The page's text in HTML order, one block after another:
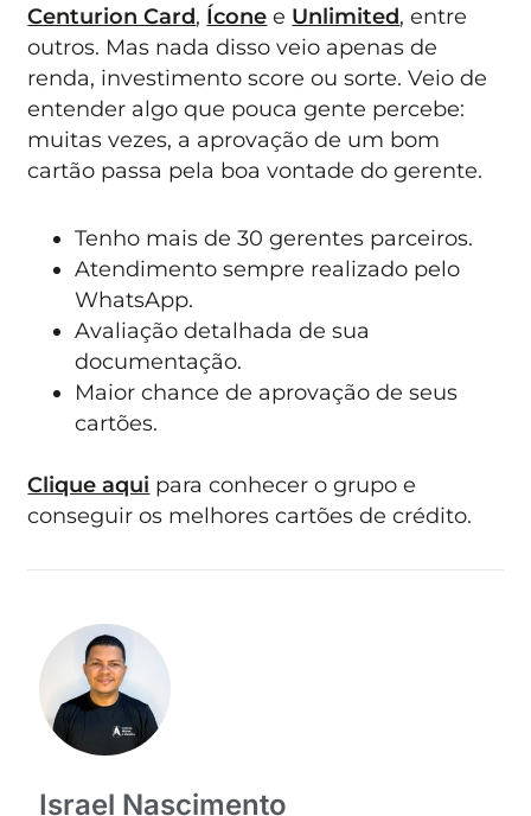
Centurion Card, Ícone e Unlimited, entre
outros. Mas nada disso veio apenas de
renda, investimento score ou sorte. Veio de
entender algo que pouca gente percebe:
muitas vezes, a aprovação de um bom
cartão passa pela boa vontade do gerente.
Tenho mais de 30 gerentes parceiros.
Atendimento sempre realizado pelo
WhatsApp.
Avaliação detalhada de sua
documentação.
Maior chance de aprovação de seus
cartões.
Clique aqui para conhecer o grupo e
conseguir os melhores cartões de crédito.
Israel Nascimento